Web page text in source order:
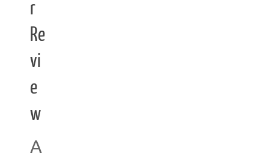
r
Re
vi
e
w
A